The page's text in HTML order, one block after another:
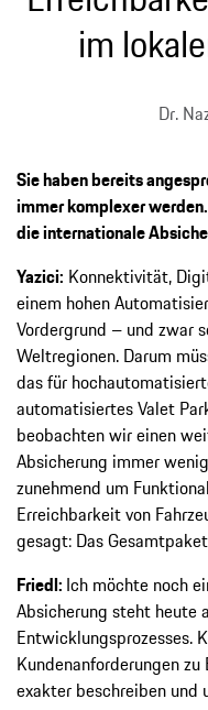
im
Dr.
Sie haben bereits
immer komplexer
die internationale
Yazici: Konnektivität,
einem hohen
Vordergrund – und zwar
Weltregionen. Darum
das für
automatisiertes Valet
beobachten wir einen
Absicherung immer
zunehmend um
Erreichbarkeit von
gesagt: Das
Friedl: Ich möchte noch
Absicherung steht heute
Entwicklungsprozesses.
Kundenanforderungen
exakter beschreiben und